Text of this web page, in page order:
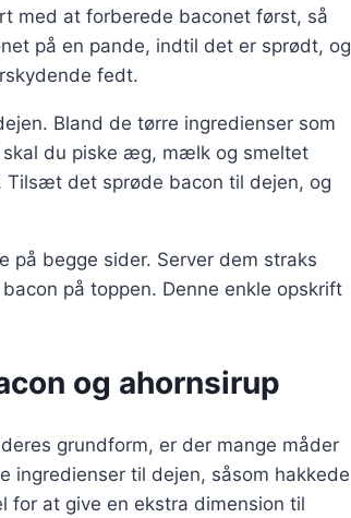
med at forberede baconet først, så
på en pande, indtil det er sprødt, og
fedt.
Bland de tørre ingredienser som
skal du piske æg, mælk og smeltet
Tilsæt det sprøde bacon til dejen, og
på begge sider. Server dem straks
på toppen. Denne enkle opskrift
og ahornsirup
grundform, er der mange måder
ingredienser til dejen, såsom hakkede
for at give en ekstra dimension til